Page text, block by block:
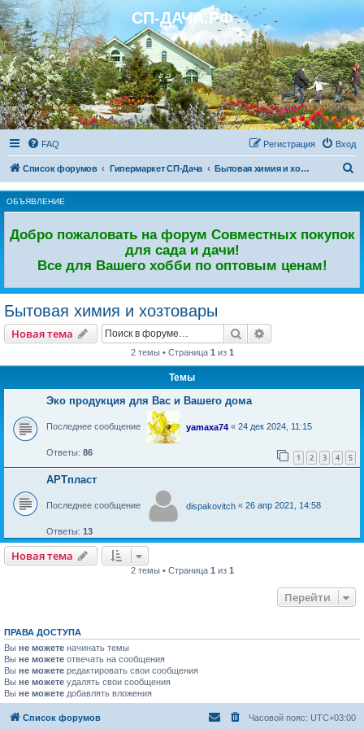
Регистрация СП-ДАЧА.РФ
FAQ Вход
Регистрация
Список форумов Гипермаркет СП-Дача Бытовая химия и хозтовары
ОБЪЯВЛЕНИЕ
Добро пожаловать на форум Совместных покупок
для сада и дачи!
Все для Вашего хобби по оптовым ценам!
Бытовая химия и хозтовары
Новая тема
Новаятема Поиск
2 темы • Страница 1 из 1
Темы
Эко продукция для Вас и Вашего дома
Последнее сообщение yamaxa74 « 24 дек 2024, 11:15
Ответы: 86 1 2 3 4 5
АРТпласт
Последнее сообщение dispakovitch « 26 апр 2021, 14:58
Ответы: 13
Новая тема
Новаятема
2 темы • Страница 1 из 1
Перейти
ПРАВА ДОСТУПА
Вы не можете начинать темы
Вы не можете отвечать на сообщения
Вы не можете редактировать свои сообщения
Вы не можете удалять свои сообщения
Вы не можете добавлять вложения
Список форумов Часовой пояс: UTC+03:00